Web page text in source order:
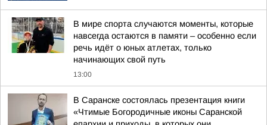
В мире спорта случаются моменты, которые
навсегда остаются в памяти – особенно если
речь идёт о юных атлетах, только
начинающих свой путь
13:00
В Саранске состоялась презентация книги
«Чтимые Богородичные иконы Саранской